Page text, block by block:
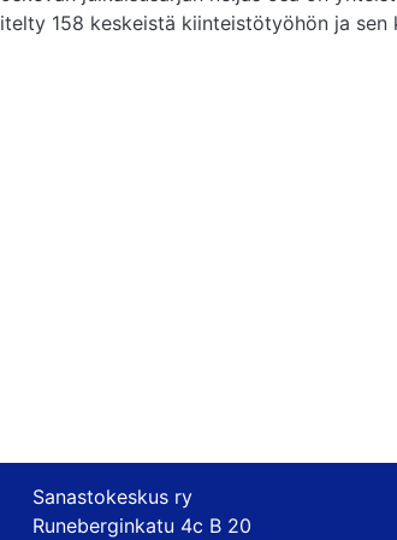
158 keskeistä kiinteistötyöhön ja
Sanastokeskus ry
Runeberginkatu 4c B 20